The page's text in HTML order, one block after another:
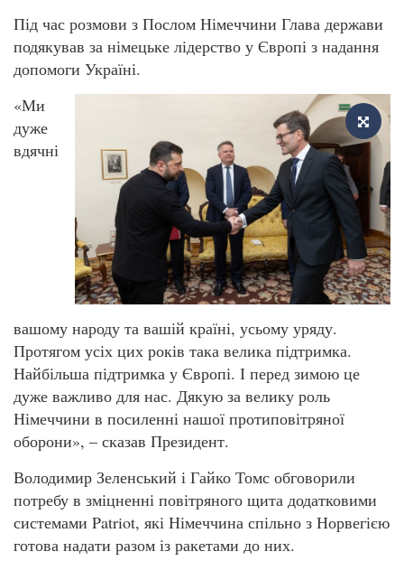
Під час розмови з Послом Німеччини Глава держави
подякував за німецьке лідерство у Європі з надання
допомоги Україні.
«Ми
дуже
вдячні
вашому народу та вашій країні, усьому уряду.
Протягом усіх цих років така велика підтримка.
Найбільша підтримка у Європі. І перед зимою це
дуже важливо для нас. Дякую за велику роль
Німеччини в посиленні нашої протиповітряної
оборони», – сказав Президент.
Володимир Зеленський і Гайко Томс обговорили
потребу в зміцненні повітряного щита додатковими
системами Patriot, які Німеччина спільно з Норвегією
готова надати разом із ракетами до них.